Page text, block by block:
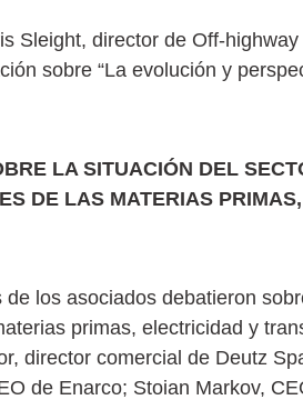
Sleight, director de Off-
sobre “La evolución y
LA SITUACIÓN DEL
DE LAS MATERIAS
los asociados debatieron
primas, electricidad y
director comercial de Deutz
de Enarco; Stoian Markov,